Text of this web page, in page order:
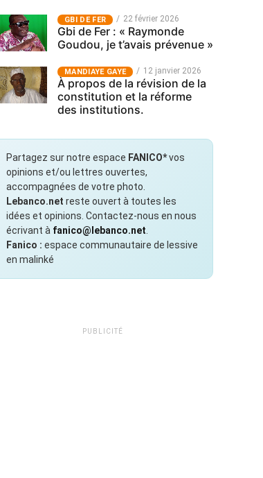
GBI DE FER 22 février 2026
Gbi de Fer : « Raymonde
Goudou, je t’avais prévenue »
MANDIAYE GAYE 12 janvier 2026
À propos de la révision de la
constitution et la réforme
des institutions.
Partagez sur notre espace FANICO*vos
opinions et/ou lettres ouvertes,
accompagnées de votre photo.
Lebanco.net reste ouvert à toutes les
idées et opinions. Contactez-nous en nous
écrivant à fanico@lebanco.net
Fanico : espace communautaire de lessive
en malinké
PUBLICITÉ